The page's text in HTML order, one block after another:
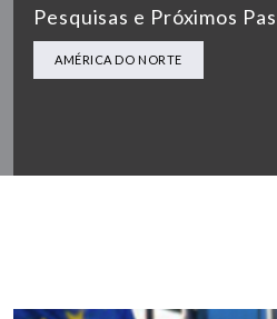
Pesquisas e Próximos
AMÉRICA DO NORTE